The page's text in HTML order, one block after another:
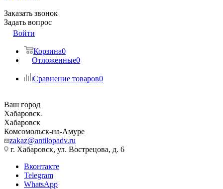
Заказать звонок
Задать вопрос
Войти
Корзина0
Отложенные0
Сравнение товаров0
Ваш город
Хабаровск
Хабаровск
Комсомольск-на-Амуре
zakaz@antilopadv.ru
г. Хабаровск, ул. Вострецова, д. 6
Вконтакте
Telegram
WhatsApp